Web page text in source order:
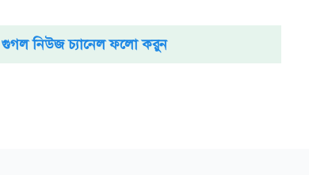
নিউজ চ্যানেল ফলো করুন